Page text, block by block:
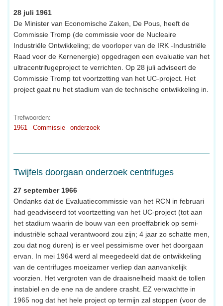
28 juli 1961
De Minister van Economische Zaken, De Pous, heeft de
Commissie Tromp (de commissie voor de Nucleaire
Industriële Ontwikkeling; de voorloper van de IRK -Industriële
Raad voor de Kernenergie) opgedragen een evaluatie van het
ultracentrifugeproject te verrichten. Op 28 juli adviseert de
Commissie Tromp tot voortzetting van het UC-project. Het
project gaat nu het stadium van de technische ontwikkeling in.
Trefwoorden:
1961
Commissie onderzoek
Twijfels doorgaan onderzoek centrifuges
27 september 1966
Ondanks dat de Evaluatiecommissie van het RCN in februari
had geadviseerd tot voortzetting van het UC-project (tot aan
het stadium waarin de bouw van een proeffabriek op semi-
industriële schaal verantwoord zou zijn; 4 jaar zo schatte men,
zou dat nog duren) is er veel pessimisme over het doorgaan
ervan. In mei 1964 werd al meegedeeld dat de ontwikkeling
van de centrifuges moeizamer verliep dan aanvankelijk
voorzien. Het vergroten van de draaisnelheid maakt de tollen
instabiel en de ene na de andere crasht. EZ verwachtte in
1965 nog dat het hele project op termijn zal stoppen (voor de